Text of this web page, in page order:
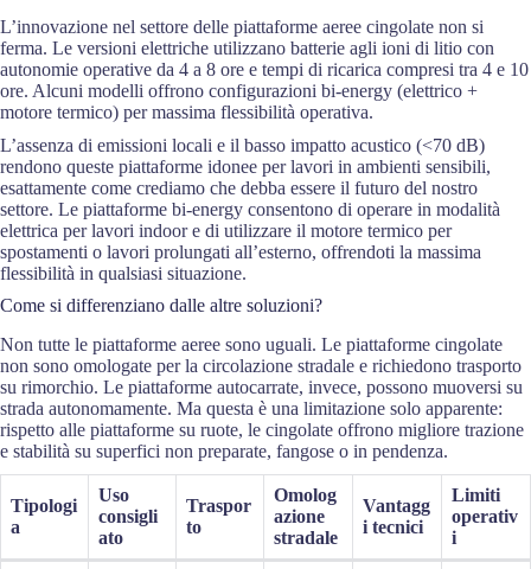
L’innovazione nel settore delle piattaforme aeree cingolate non si
ferma. Le versioni elettriche utilizzano batterie agli ioni di litio con
autonomie operative da 4 a 8 ore e tempi di ricarica compresi tra 4 e 10
ore. Alcuni modelli offrono configurazioni bi-energy (elettrico +
motore termico) per massima flessibilità operativa.
L’assenza di emissioni locali e il basso impatto acustico (<70 dB)
rendono queste piattaforme idonee per lavori in ambienti sensibili,
esattamente come crediamo che debba essere il futuro del nostro
settore. Le piattaforme bi-energy consentono di operare in modalità
elettrica per lavori indoor e di utilizzare il motore termico per
spostamenti o lavori prolungati all’esterno, offrendoti la massima
flessibilità in qualsiasi situazione.
Come si differenziano dalle altre soluzioni?
Non tutte le piattaforme aeree sono uguali. Le piattaforme cingolate
non sono omologate per la circolazione stradale e richiedono trasporto
su rimorchio. Le piattaforme autocarrate, invece, possono muoversi su
strada autonomamente. Ma questa è una limitazione solo apparente:
rispetto alle piattaforme su ruote, le cingolate offrono migliore trazione
e stabilità su superfici non preparate, fangose o in pendenza.
Tipologi
a
Uso
consigli
ato
Traspor
to
Omolog
azione
stradale
Vantagg
i tecnici
Limiti
operativ
i